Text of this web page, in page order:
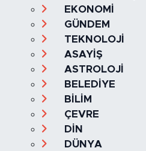
EKONOMİ
GÜNDEM
TEKNOLOJİ
ASAYİŞ
ASTROLOJİ
BELEDİYE
BİLİM
ÇEVRE
DİN
DÜNYA